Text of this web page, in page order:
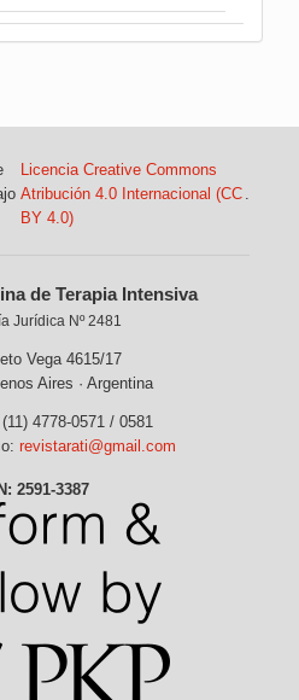
Licencia Creative Commons
Atribución 4.0 Internacional (CC
BY 4.0)
de Terapia Intensiva
Jurídica Nº 2481
Vega 4615/17
Aires · Argentina
4778-0571 / 0581
revistarati@gmail.com
2591-3387